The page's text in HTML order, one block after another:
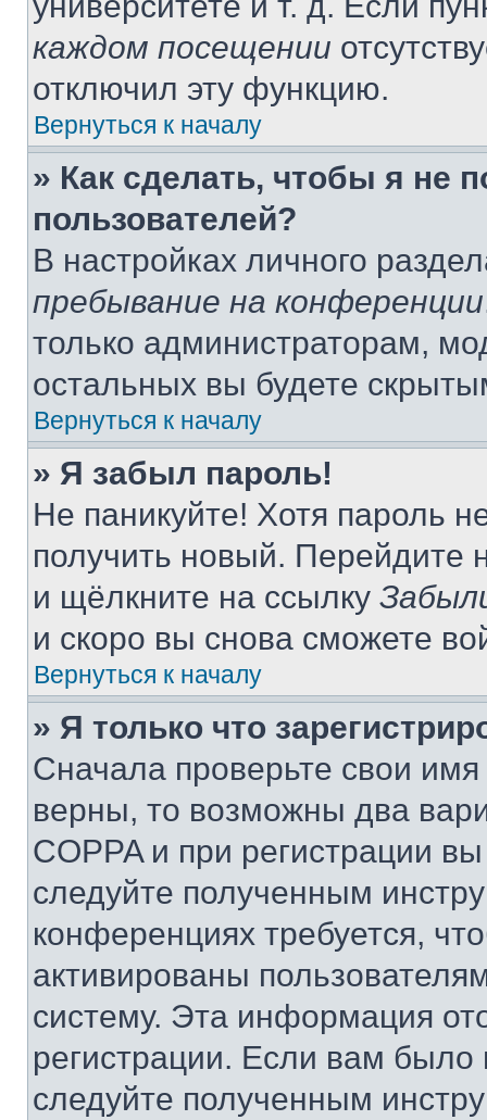
каждом посещении
отключил эту функцию.
Вернуться к началу
» Как сделать, чтобы я не
пользователей?
В настройках личного
пребывание на конференции
только администраторам,
остальных вы будете
Вернуться к началу
» Я забыл пароль!
Не паникуйте! Хотя пароль
получить новый. Перейдите
и щёлкните на ссылку
и скоро вы снова сможете
Вернуться к началу
» Я только что
Сначала проверьте свои
верны, то возможны два
COPPA и при регистрации
следуйте полученным
конференциях требуется,
активированы
систему. Эта информация
регистрации. Если вам
следуйте полученным